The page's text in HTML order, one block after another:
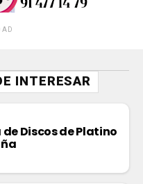
INTERESAR
Discos de Platino